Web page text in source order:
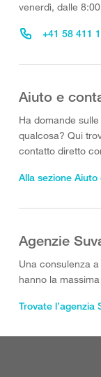
venerdì, dalle
+41 58 411
Aiuto e
Ha domande
qualcosa? Qui
contatto diretto
Alla sezione
Agenzie
Una consulenza
hanno la
Trovate l’agenzia